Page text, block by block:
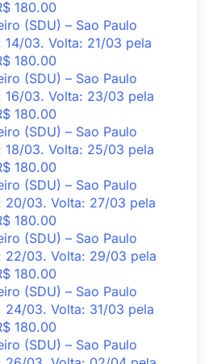
180.00
(SDU) – Sao Paulo
14/03. Volta: 21/03 pela
180.00
(SDU) – Sao Paulo
16/03. Volta: 23/03 pela
180.00
(SDU) – Sao Paulo
18/03. Volta: 25/03 pela
180.00
(SDU) – Sao Paulo
20/03. Volta: 27/03 pela
180.00
(SDU) – Sao Paulo
22/03. Volta: 29/03 pela
180.00
(SDU) – Sao Paulo
24/03. Volta: 31/03 pela
180.00
(SDU) – Sao Paulo